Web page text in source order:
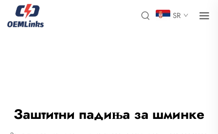
SR
Заштитни падиња за шминке